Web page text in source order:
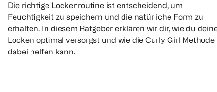
Die richtige Lockenroutine ist entscheidend, um
Feuchtigkeit zu speichern und die natürliche Form zu
erhalten. In diesem Ratgeber erklären wir dir, wie du
Locken optimal versorgst und wie die Curly Girl Methode
dabei helfen kann.